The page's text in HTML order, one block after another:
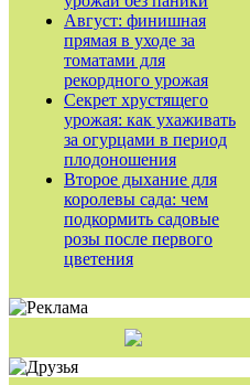
Август: финишная
прямая в уходе за
томатами для
рекордного урожая
Секрет хрустящего
урожая: как ухаживать
за огурцами в период
плодоношения
Второе дыхание для
королевы сада: чем
подкормить садовые
розы после первого
цветения